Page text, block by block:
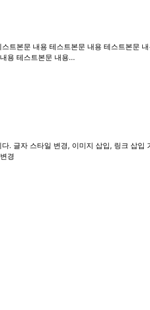
트본문 내용 테스트본문 내용 테스트본문
용 테스트본문 내용...
. 글자 스타일 변경, 이미지 삽입, 링크 삽
경